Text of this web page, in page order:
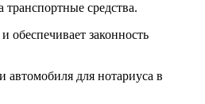
средства.
обеспечивает законность
автомобиля для нотариуса в